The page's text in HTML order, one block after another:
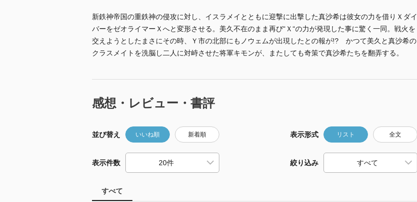
新鉄神帝国の重鉄神の侵攻に対し、イスラメイとともに迎撃に出撃した真沙希は彼女の力を借りＸダイ
バーをゼオライマーＸへと変形させる。美久不在のまま再び“Ｘ“の力が発現した事に驚く一同。戦火を
交えようとしたまさにその時、Ｙ市の北部にもノウェムが出現したとの報が!? かつて美久と真沙希の
クラスメイトを洗脳し二人に対峙させた将軍キモンが、またしても奇策で真沙希たちを翻弄する。
感想・レビュー・書評
並び替え いいね順 新着順 表示形式 リスト 全文
表示件数 絞り込み
すべて